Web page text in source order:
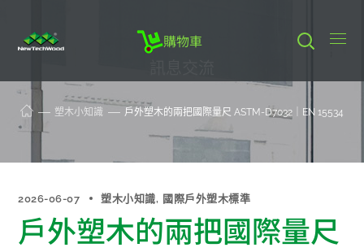
購物車
塑木小知識 戶外塑木的兩把國際量尺 ASTM-D7032｜EN 15534
2026-06-07 塑木小知識 國際戶外塑木標準
戶外塑木的兩把國際量尺